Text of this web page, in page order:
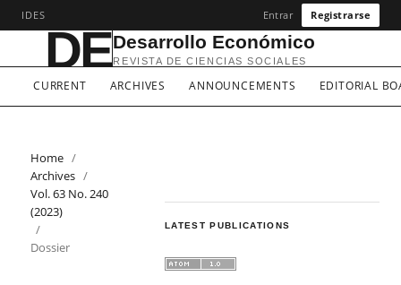
IDES Entrar Registrarse
DEDesarrollo Económico
REVISTA DE CIENCIAS SOCIALES
CURRENT ARCHIVES ANNOUNCEMENTS EDITORIAL
Home /
Archives /
Vol. 63 No. 240
(2023)
/
Dossier
LATEST PUBLICATIONS